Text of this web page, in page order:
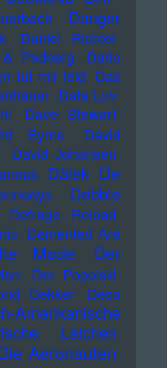
Danger
Daniel Richter
Padberg
Dario
tut mir leid Das
Data Luv
Dave Stewart
Byrne
David
David Johansen
Dälek De
Debbie
Defrage Reload
Demented Are
Mode
Der
Der Popolski
Dekker
Deso
Amerikanische
Laichen
Aeronauten